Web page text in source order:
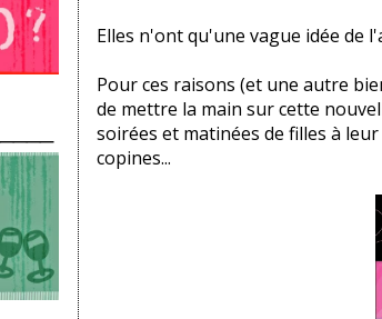
Elles n'ont qu'une vague idée de
Pour ces raisons (et une autre
de mettre la main sur cette
soirées et matinées de filles à
copines...